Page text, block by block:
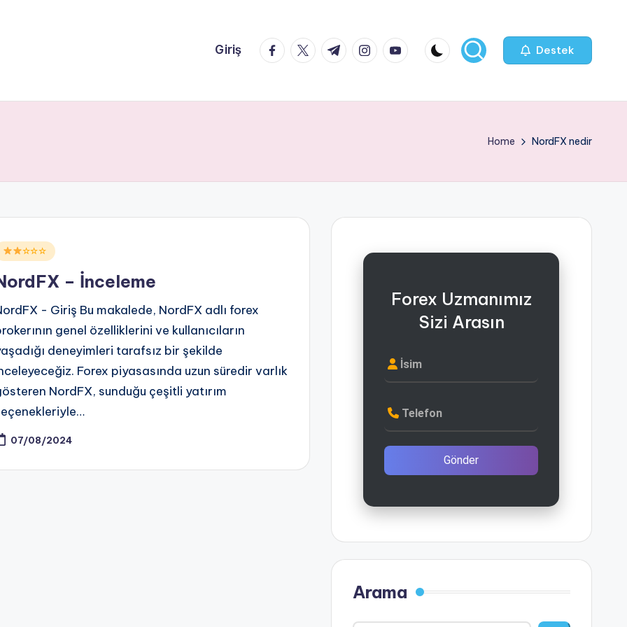
Giriş facebook.com
twitter.com
t.me instagram.com
youtube.com Destek
Home NordFX nedir
☆☆☆
– İnceleme
- Giriş Bu makalede, NordFX adlı forex
genel özelliklerini ve kullanıcıların
deneyimleri tarafsız bir şekilde
Forex piyasasında uzun süredir varlık
NordFX, sunduğu çeşitli yatırım
07/08/2024
Forex Uzmanımız
Sizi Arasın
İsim
Telefon
Gönder
Arama